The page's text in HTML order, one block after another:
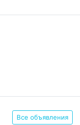
Все объявления